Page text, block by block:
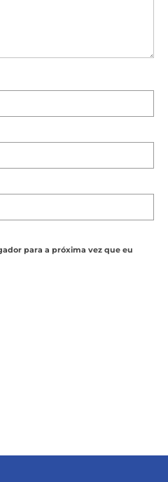
para a próxima vez que eu